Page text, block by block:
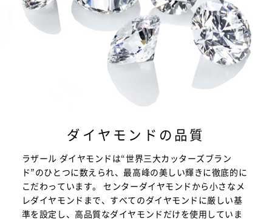
ダイヤモンドの品質
ラザール ダイヤモンドは“世界三大カッターズブラン
ド”のひとつに数えられ、最高峰の美しい輝きに徹底的に
こだわっています。 センターダイヤモンドから小さなメ
レダイヤモンドまで、すべてのダイヤモンドに厳しい基
準を設定し、高品質なダイヤモンドだけを使用していま